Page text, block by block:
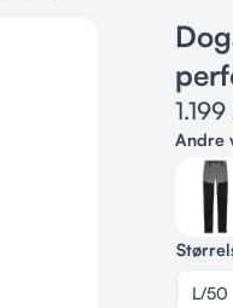
1.199
Andre
L/50